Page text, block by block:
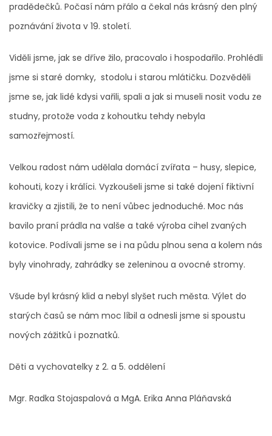
pradědečků. Počasí nám přálo a čekal nás krásný den plný
poznávání života v 19. století.
Viděli jsme, jak se dříve žilo, pracovalo i hospodařilo. Prohlédli
jsme si staré domky, stodolu i starou mlátičku. Dozvěděli
jsme se, jak lidé kdysi vařili, spali a jak si museli nosit vodu ze
studny, protože voda z kohoutku tehdy nebyla
samozřejmostí.
Velkou radost nám udělala domácí zvířata – husy, slepice,
kohouti, kozy i králíci. Vyzkoušeli jsme si také dojení fiktivní
kravičky a zjistili, že to není vůbec jednoduché. Moc nás
bavilo praní prádla na valše a také výroba cihel zvaných
kotovice. Podívali jsme se i na půdu plnou sena a kolem nás
byly vinohrady, zahrádky se zeleninou a ovocné stromy.
Všude byl krásný klid a nebyl slyšet ruch města. Výlet do
starých časů se nám moc líbil a odnesli jsme si spoustu
nových zážitků i poznatků.
Děti a vychovatelky z 2. a 5. oddělení
Mgr. Radka Stojaspalová a MgA. Erika Anna Pláňavská